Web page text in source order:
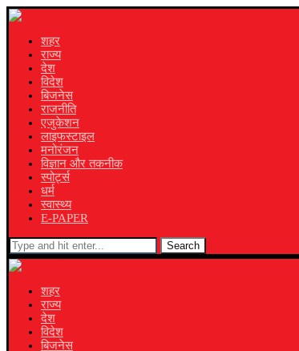
शहर
राज्य
देश
विदेश
बिजनेस
राजनीति
एजुकेशन
लाइफस्टाइल
मनोरंजन
विज्ञान और तकनीक
स्पोर्ट्स
धर्म
स्वास्थ्य
E-PAPER
Search
शहर
राज्य
देश
विदेश
बिजनेस